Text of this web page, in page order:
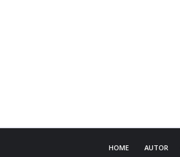
HOME AUTOR